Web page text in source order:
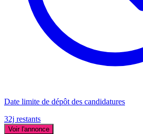
Date limite de dépôt des candidatures
32j restants
Voir l'annonce